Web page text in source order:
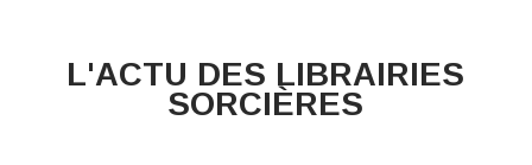
L'ACTU DES LIBRAIRIES
SORCIÈRES